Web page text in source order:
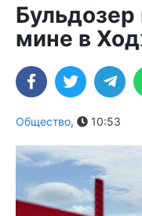
Бульдозер
мине в
Общество, 10:53